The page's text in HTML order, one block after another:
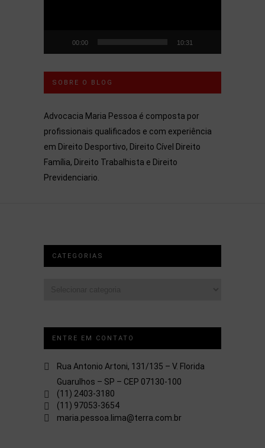
00:00 10:31
SOBRE O BLOG
Advocacia Maria Pessoa é composta por
profissionais qualificados e com experiência
em Direito Desportivo, Direito Cível Direito
Família, Direito Trabalhista e Direito
Previdenciario.
CATEGORIAS
ENTRE EM CONTATO
Rua Antonio Artoni, 131/135 – V. Florida
Guarulhos – SP – CEP 07130-100
(11) 2403-3180
(11) 97053-3654
maria.pessoa.lima@terra.com.br